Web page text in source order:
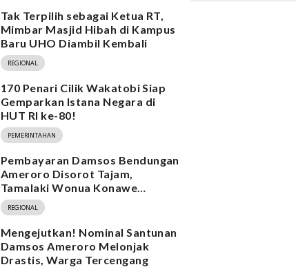
Tak Terpilih sebagai Ketua RT,
Mimbar Masjid Hibah di Kampus
Baru UHO Diambil Kembali
REGIONAL
170 Penari Cilik Wakatobi Siap
Gemparkan Istana Negara di
HUT RI ke-80!
PEMERINTAHAN
Pembayaran Damsos Bendungan
Ameroro Disorot Tajam,
Tamalaki Wonua Konawe
Ungkap Dugaan Ketidakberesan
REGIONAL
Mengejutkan! Nominal Santunan
Damsos Ameroro Melonjak
Drastis, Warga Tercengang